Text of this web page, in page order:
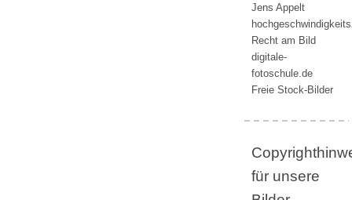
Jens Appelt
Recht am Bild
digitale-
fotoschule.de
Freie Stock-Bilder
für unsere